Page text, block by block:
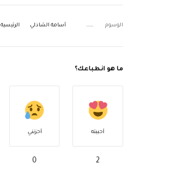
الوسوم أسامة الشاذلي الرئيسية
ما هو انطباعك؟
أحببته
2
أحزنني
0